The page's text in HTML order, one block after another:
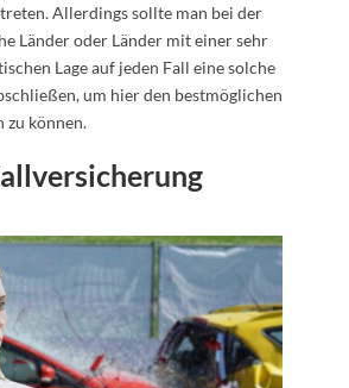
Allerdings sollte man bei der
Länder oder Länder mit einer sehr
Lage auf jeden Fall eine solche
um hier den bestmöglichen
zu können.